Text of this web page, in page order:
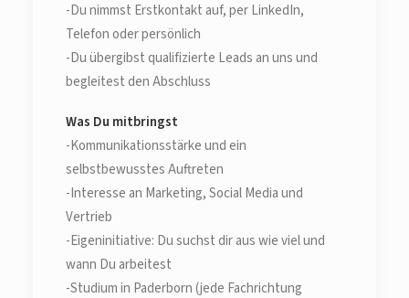
-Du nimmst Erstkontakt auf, per LinkedIn,
Telefon oder persönlich
-Du übergibst qualifizierte Leads an uns und
begleitest den Abschluss
Was Du mitbringst
-Kommunikationsstärke und ein
selbstbewusstes Auftreten
-Interesse an Marketing, Social Media und
Vertrieb
-Eigeninitiative: Du suchst dir aus wie viel und
wann Du arbeitest
-Studium in Paderborn (jede Fachrichtung